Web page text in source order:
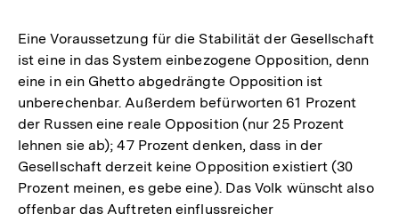
Eine Voraussetzung für die Stabilität der Gesellschaft
ist eine in das System einbezogene Opposition, denn
eine in ein Ghetto abgedrängte Opposition ist
unberechenbar. Außerdem befürworten 61 Prozent
der Russen eine reale Opposition (nur 25 Prozent
lehnen sie ab); 47 Prozent denken, dass in der
Gesellschaft derzeit keine Opposition existiert (30
Prozent meinen, es gebe eine). Das Volk wünscht also
offenbar das Auftreten einflussreicher